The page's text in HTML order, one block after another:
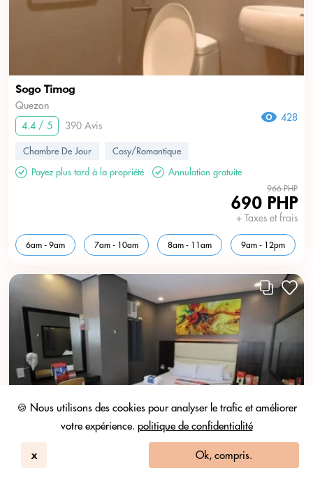
🍪 Nous utilisons des cookies pour analyser le trafic et améliorer
votre expérience. politique de confidentialité
x Ok, compris.
Sogo Timog
Quezon
4.4 / 5
390 Avis
428
Chambre De Jour
Cosy/Romantique
Payez plus tard à la propriété
Annulation gratuite
966 PHP
690 PHP
+ Taxes et frais
6am - 9am 7am - 10am 8am - 11am 9am - 12pm